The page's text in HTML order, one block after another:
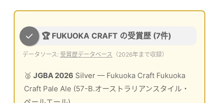
🏆 FUKUOKA CRAFT の受賞歴 (7件)
データソース: 受賞歴データベース （2026年まで収録）
🥈 JGBA 2026 Silver — Fukuoka Craft Fukuoka
Craft Pale Ale (57-B.オーストラリアンスタイル・